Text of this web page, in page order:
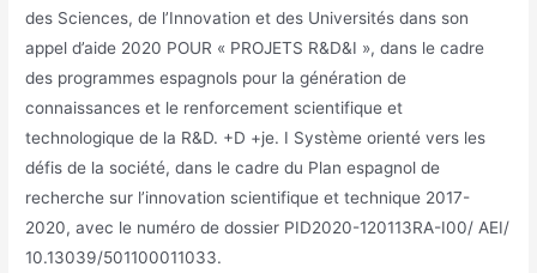
des Sciences, de l’Innovation et des Universités dans son
appel d’aide 2020 POUR « PROJETS R&D&I », dans le cadre
des programmes espagnols pour la génération de
connaissances et le renforcement scientifique et
technologique de la R&D. +D +je. I Système orienté vers les
défis de la société, dans le cadre du Plan espagnol de
recherche sur l’innovation scientifique et technique 2017-
2020, avec le numéro de dossier PID2020-120113RA-I00/ AEI/
10.13039/501100011033.